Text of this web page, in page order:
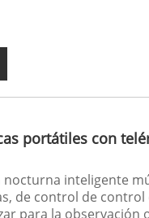
portátiles con
nocturna inteligente
de control de control
para la observación